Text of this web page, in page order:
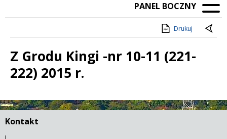
PANEL BOCZNY
Drukuj
Z Grodu Kingi -nr 10-11 (221-
222) 2015 r.
Treść
Kontakt